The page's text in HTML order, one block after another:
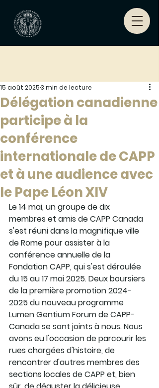
Délégation canadienne
participe à la
conférence
internationale de CAPP
et à une audience avec
le Pape Léon XIV
15 août 20253 min de lecture
Le 14 mai, un groupe de dix
membres et amis de CAPP Canada
s'est réuni dans la magnifique ville
de Rome pour assister à la
conférence annuelle de la
Fondation CAPP, qui s'est déroulée
du 15 au 17 mai 2025. Deux boursiers
de la première promotion 2024-
2025 du nouveau programme
Lumen Gentium Forum de CAPP-
Canada se sont joints à nous. Nous
avons eu l'occasion de parcourir les
rues chargées d'histoire, de
rencontrer d'autres membres des
sections locales de CAPP et, bien